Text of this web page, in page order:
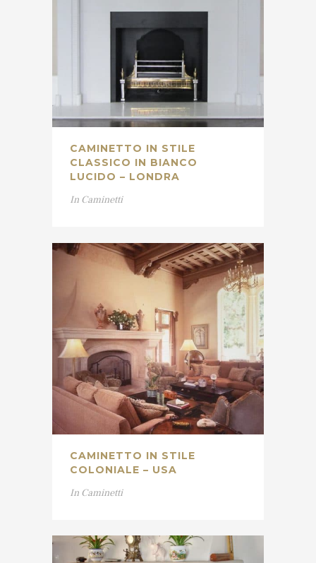
CAMINETTO IN STILE
CLASSICO IN BIANCO
LUCIDO – LONDRA
In Caminetti
CAMINETTO IN STILE
COLONIALE – USA
In Caminetti